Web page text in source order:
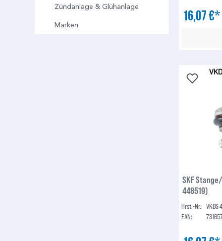
Zündanlage & Glühanlage
Marken
16,07 €*
SKF
448519)
Hrst.-Nr.: VKDS
EAN: